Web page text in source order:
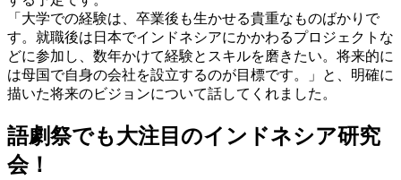
「大学での経験は、卒業後も生かせる貴重なものばかりで
す。就職後は日本でインドネシアにかかわるプロジェクトな
どに参加し、数年かけて経験とスキルを磨きたい。将来的に
は母国で自身の会社を設立するのが目標です。」と、明確に
描いた将来のビジョンについて話してくれました。
語劇祭でも大注目のインドネシア研究
会！